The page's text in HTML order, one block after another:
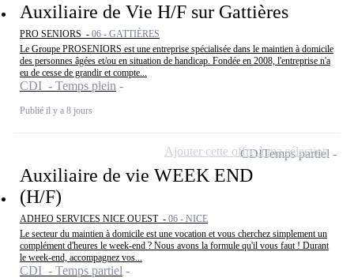
Auxiliaire de Vie H/F sur Gattières
PRO SENIORS - 06 - GATTIÈRES
Le Groupe PROSENIORS est une entreprise spécialisée dans le maintien à domicile
des personnes âgées et/ou en situation de handicap. Fondée en 2008, l'entreprise n'a
eu de cesse de grandir et compte...
CDI - Temps plein
Publié il y a 8 jours
Auxiliaire de vie WEEK END
(H/F)
ADHEO SERVICES NICE OUEST - 06 - NICE
Le secteur du maintien à domicile est une vocation et vous cherchez simplement un
complément d'heures le week-end ? Nous avons la formule qu'il vous faut ! Durant
le week-end, accompagnez vos...
CDI - Temps partiel
CDITemps partiel
Ajouter cette offre à ma sélection